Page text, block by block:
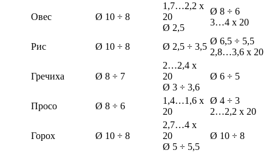
Овес Ø 10 ÷ 8
1,7…2,2 х
20
Ø 2,5
Ø 8 ÷ 6
3…4 х 20
Рис Ø 10 ÷ 8 Ø 2,5 ÷ 3,5
Ø 6,5 ÷ 5,5
2,8…3,6 х 20
Гречиха Ø 8 ÷ 7
2…2,4 х
20
Ø 3 ÷ 3,6
Ø 6 ÷ 5
Просо Ø 8 ÷ 6
1,4…1,6 х
20
Ø 4 ÷ 3
2…2,2 х 20
Горох Ø 10 ÷ 8
2,7…4 х
20
Ø 5 ÷ 5,5
Ø 10 ÷ 8